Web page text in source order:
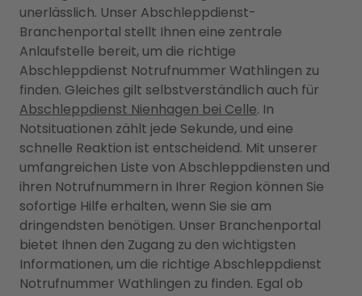
unerlässlich. Unser Abschleppdienst-
Branchenportal stellt Ihnen eine zentrale
Anlaufstelle bereit, um die richtige
Abschleppdienst Notrufnummer Wathlingen zu
finden. Gleiches gilt selbstverständlich auch für
Abschleppdienst Nienhagen bei Celle. In
Notsituationen zählt jede Sekunde, und eine
schnelle Reaktion ist entscheidend. Mit unserer
umfangreichen Liste von Abschleppdiensten und
ihren Notrufnummern in Ihrer Region können Sie
sofortige Hilfe erhalten, wenn Sie sie am
dringendsten benötigen. Unser Branchenportal
bietet Ihnen den Zugang zu den wichtigsten
Informationen, um die richtige Abschleppdienst
Notrufnummer Wathlingen zu finden. Egal ob